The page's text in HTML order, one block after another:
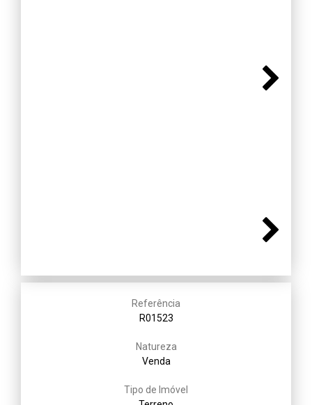
Referência
R01523
Natureza
Venda
Tipo de Imóvel